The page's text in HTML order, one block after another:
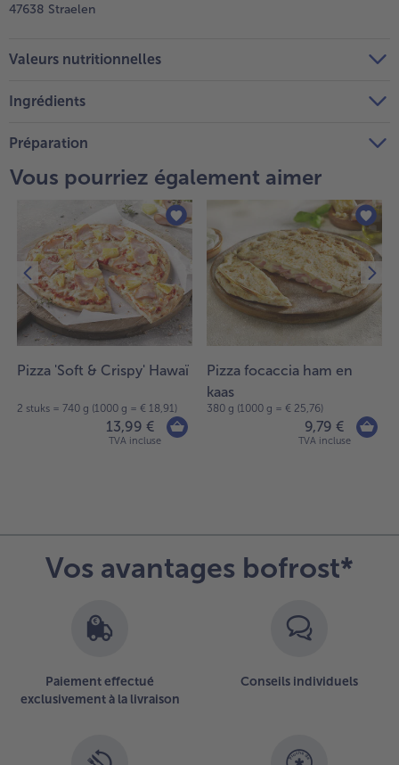
47638 Straelen
Valeurs nutritionnelles
Ingrédients
Préparation
Vous pourriez également aimer
Pizza 'Soft & Crispy' Hawaï
2 stuks = 740 g (1000 g = € 18,91)
13,99 €
TVA incluse
Pizza focaccia ham en
kaas
380 g (1000 g = € 25,76)
9,79 €
TVA incluse
Vos avantages bofrost*
Paiement effectué
exclusivement à la livraison
Conseils individuels